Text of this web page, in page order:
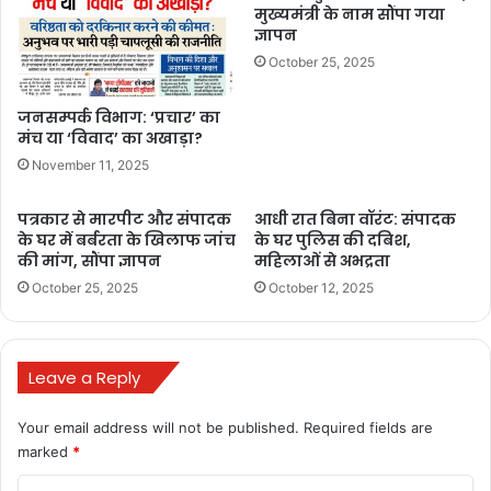
जनसम्पर्क विभाग: ‘प्रचार’ का
मंच या ‘विवाद’ का अखाड़ा?
November 11, 2025
मुख्यमंत्री के नाम सौंपा गया
ज्ञापन
October 25, 2025
पत्रकार से मारपीट और संपादक
के घर में बर्बरता के खिलाफ जांच
की मांग, सौंपा ज्ञापन
October 25, 2025
आधी रात बिना वॉरंट: संपादक
के घर पुलिस की दबिश,
महिलाओं से अभद्रता
October 12, 2025
Leave a Reply
Your email address will not be published. Required fields are
marked *